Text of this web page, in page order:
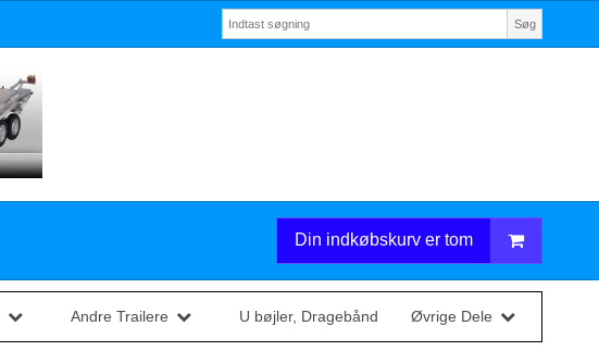
Søg
Din indkøbskurv er tom
Andre Trailere U bøjler, Dragebånd Øvrige Dele